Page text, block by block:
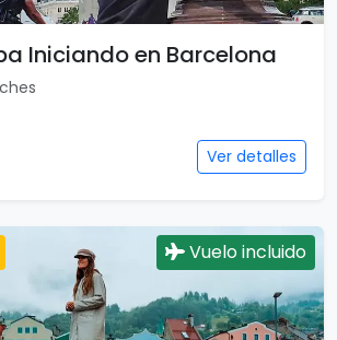
Iniciando en Barcelona
Ver detalles
Vuelo incluido